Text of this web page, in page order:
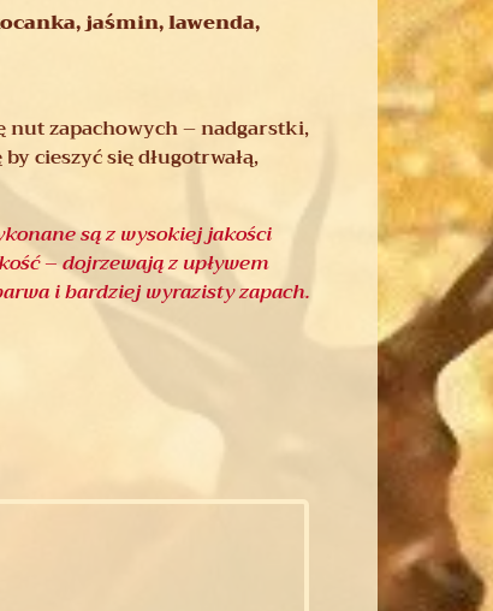
jaśmin, lawenda,
nut zapachowych – nadgarstki,
cieszyć się długotrwałą,
są z wysokiej jakości
– dojrzewają z upływem
i bardziej wyrazisty zapach.